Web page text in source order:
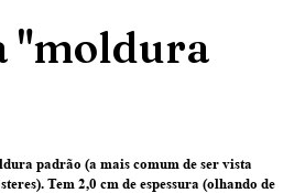
"moldura
padrão (a mais comum de ser vista
Tem 2,0 cm de espessura (olhando de